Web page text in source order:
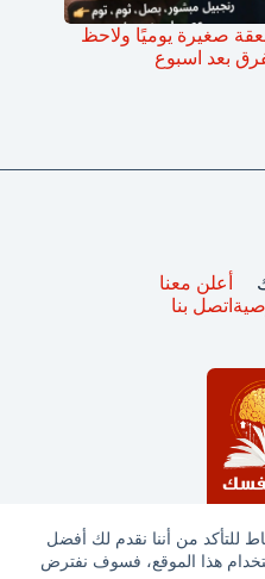
للتأكد من أننا نقدم لك أفضل
هذا الموقع، فسوف نفترض
صغيرة يوميًا ولاحظ
بعد اسبوع
أعلن معنا
اتصل بنا